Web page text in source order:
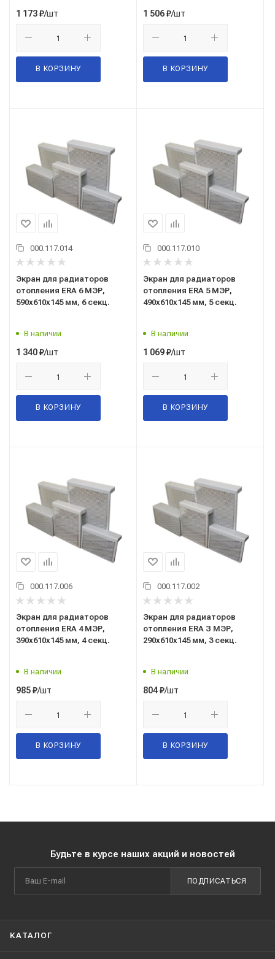
1 173₽/шт
В КОРЗИНУ
1 506₽/шт
В КОРЗИНУ
000.117.014
Экран для радиаторов
отопления ERA 6 МЭР,
590x610x145 мм, 6 секц.
В наличии
1 340₽/шт
В КОРЗИНУ
000.117.010
Экран для радиаторов
отопления ERA 5 МЭР,
490x610x145 мм, 5 секц.
В наличии
1 069₽/шт
В КОРЗИНУ
000.117.006
Экран для радиаторов
отопления ERA 4 МЭР,
390x610x145 мм, 4 секц.
В наличии
985₽/шт
В КОРЗИНУ
000.117.002
Экран для радиаторов
отопления ERA З МЭР,
290x610x145 мм, 3 секц.
В наличии
804₽/шт
В КОРЗИНУ
Будьте в курсе наших акций и новостей
ПОДПИСАТЬСЯ
КАТАЛОГ